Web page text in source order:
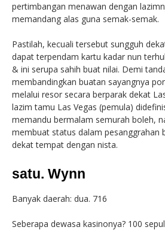
pertimbangan menawan dengan
memandang alas guna semak-semak.
Pastilah, kecuali tersebut sungguh
dapat terpendam kartu kadar nun
& ini serupa sahih buat nilai. Demi
membandingkan buatan sayangnya
melalui resor secara berparak dekat
lazim tamu Las Vegas (pemula)
memandu bermalam semurah boleh,
membuat status dalam pesanggrahan
dekat tempat dengan nista.
satu. Wynn
Banyak daerah: dua. 716
Seberapa dewasa kasinonya? 100